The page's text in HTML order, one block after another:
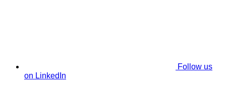
Follow us
on LinkedIn